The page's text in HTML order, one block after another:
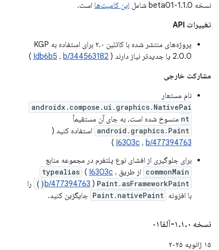
نسخه 1.1.0-beta01 شامل
این کامیت‌ها است.
تغییرات API
پروژه‌های منتشر شده با کاتلین ۲.۰ برای استفاده به KGP
2.0.0 یا جدیدتر نیاز دارند (
Idb6b5 ، b/344563182
)
مشارکت خارجی
نام مستعار
androidx.compose.ui.graphics.NativePai
nt منسوخ شده است، به جای آن مستقیماً
android.graphics.Paint استفاده کنید (
I6303c ، b/477394763
)
برای جلوگیری از افشای نوع پلتفرم در مجموعه منابع
commonMain از طریق typealias ( I6303c ،
b/477394763 ) Paint.asFrameworkPaint()
را
با افزونه Paint.nativePaint جایگزین کنید.
نسخه ۱ .۱.۰-آلفا۰۱
۱۵ ژانویه ۲۰۲۵